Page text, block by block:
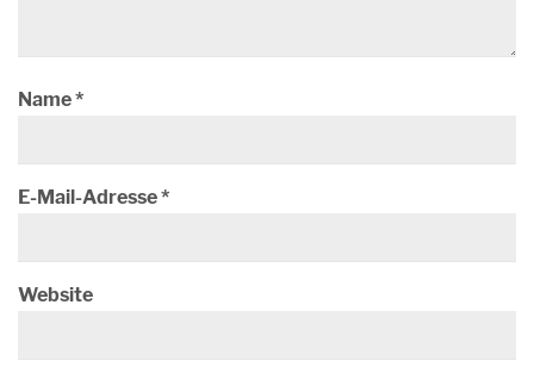
Name*
E-Mail-Adresse*
Website